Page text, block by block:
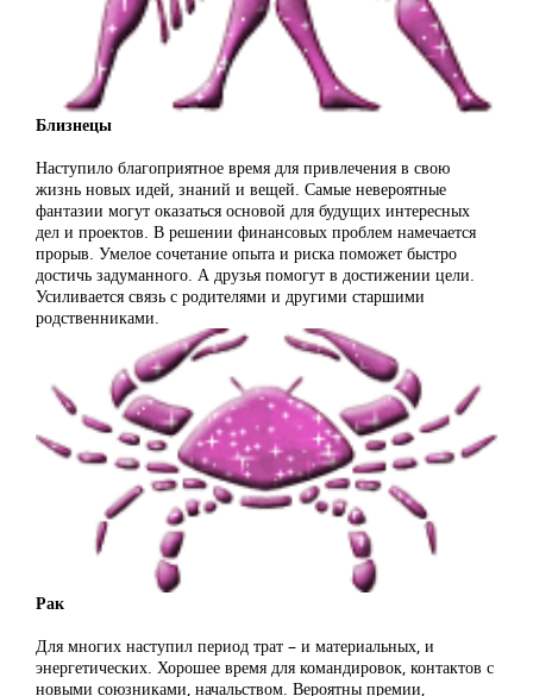
Близнецы
Наступило благоприятное время для привлечения в свою
жизнь новых идей, знаний и вещей. Самые невероятные
фантазии могут оказаться основой для будущих интересных
дел и проектов. В решении финансовых проблем намечается
прорыв. Умелое сочетание опыта и риска поможет быстро
достичь задуманного. А друзья помогут в достижении цели.
Усиливается связь с родителями и другими старшими
родственниками.
Рак
Для многих наступил период трат – и материальных, и
энергетических. Хорошее время для командировок, контактов с
новыми союзниками, начальством. Вероятны премии,